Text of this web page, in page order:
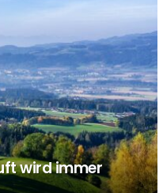
wird immer